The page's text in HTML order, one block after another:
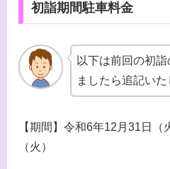
初詣期間駐車料金
以下は前回の初
ましたら追記い
【期間】令和6年12月31日（
（火）